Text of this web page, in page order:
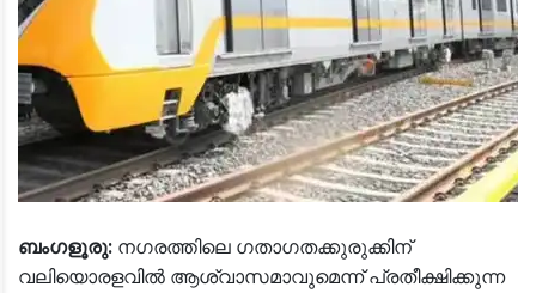
ബംഗളൂരു: നഗരത്തിലെ ഗതാഗതക്കുരുക്കിന്
വലിയൊരളവിൽ ആശ്വാസമാവുമെന്ന് പ്രതീക്ഷിക്കുന്ന